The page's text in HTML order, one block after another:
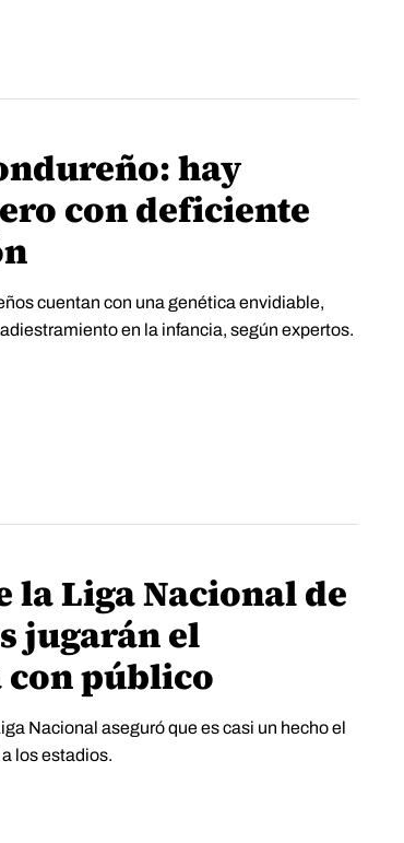
hay
con deficiente
cuentan con una genética envidiable,
en la infancia, según expertos.
la Liga Nacional de
jugarán el
público
Nacional aseguró que es casi un hecho el
los estadios.